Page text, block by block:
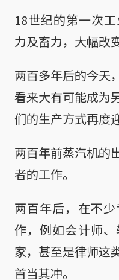
18世纪的第一次
力及畜力，大幅改
两百多年后的今天
看来大有可能成
们的生产方式再度
两百年前蒸汽机的
者的工作。
两百年后，在不
作，例如会计师
家，甚至是律师这
首当其冲。